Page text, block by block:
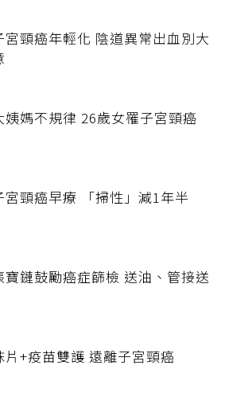
宮頸癌年輕化 陰道異常出血別大
姨媽不規律 26歲女罹子宮頸癌
宮頸癌早療 「掃性」減1年半
寶鏈鼓勵癌症篩檢 送油、管接送
片+疫苗雙護 遠離子宮頸癌